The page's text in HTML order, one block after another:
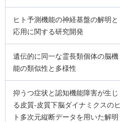
ヒト予測機能の神経基盤の解明と
応用に関する研究開発
遺伝的に同一な霊長類個体の脳機
能の類似性と多様性
抑うつ症状と認知機能障害が生じ
る皮質-皮質下脳ダイナミクスのヒ
ト多次元縦断データを用いた解明